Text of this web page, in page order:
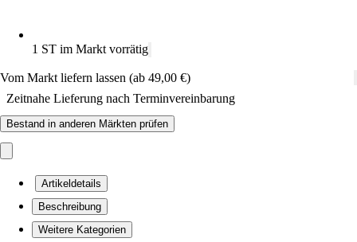
1 ST im Markt vorrätig
Vom Markt liefern lassen (ab 49,00 €)
Zeitnahe Lieferung nach Terminvereinbarung
Bestand in anderen Märkten prüfen
Artikeldetails
Beschreibung
Weitere Kategorien